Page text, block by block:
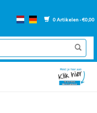
0 Artikelen - €0,00